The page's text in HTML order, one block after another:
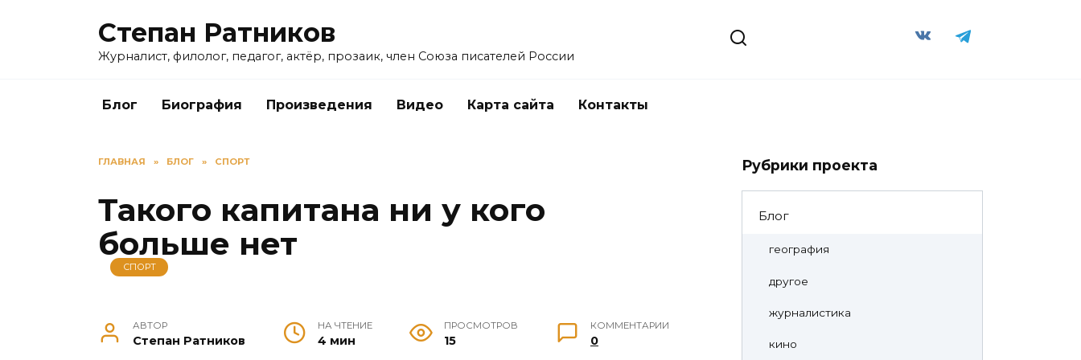
Степан Ратников
Журналист, филолог, педагог, актёр, прозаик, член Союза писателей России
Блог Биография Произведения Видео Карта сайта Контакты
ГЛАВНАЯ » БЛОГ » СПОРТ
Такого капитана ни у кого
больше нет
СПОРТ
АВТОР
Степан Ратников
НА ЧТЕНИЕ
4 мин
ПРОСМОТРОВ
15
КОММЕНТАРИИ
0
Рубрики проекта
Блог
география
другое
журналистика
кино